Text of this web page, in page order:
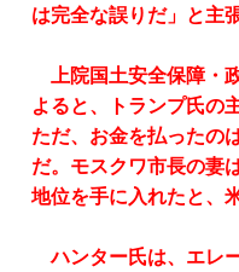
は完全な誤りだ」と主
上院国土安全保障・
よると、トランプ氏の
ただ、お金を払ったの
だ。モスクワ市長の妻
地位を手に入れたと、
ハンター氏は、エレ